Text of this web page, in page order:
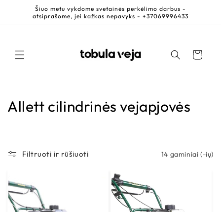
turinį
Šiuo metu vykdome svetainės perkėlimo darbus -
atsiprašome, jei kažkas nepavyks - +37069996433
Krepšelis
K
e
k
c
Allett cilindrinės vejapjovės
Filtruoti ir rūšiuoti 14 gaminiai (-ių)